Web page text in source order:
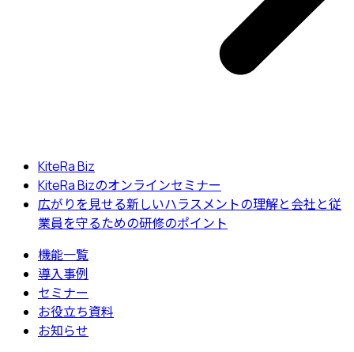
KiteRa Biz
KiteRa Bizのオンラインセミナー
広がりを見せる新しいハラスメントの理解と会社と従
業員を守るための研修のポイント
機能一覧
導入事例
セミナー
お役立ち資料
お知らせ